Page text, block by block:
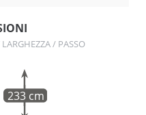
/ PASSO
233 cm